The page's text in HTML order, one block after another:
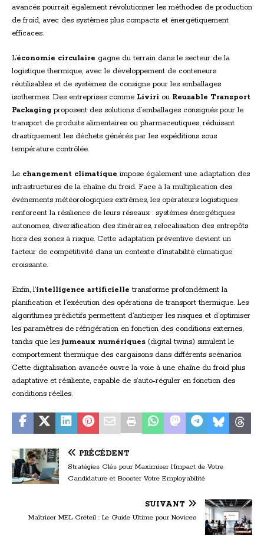
avancés pourrait également révolutionner les méthodes de production
de froid, avec des systèmes plus compacts et énergétiquement
efficaces.
L’économie circulaire gagne du terrain dans le secteur de la
logistique thermique, avec le développement de conteneurs
réutilisables et de systèmes de consigne pour les emballages
isothermes. Des entreprises comme Liviri ou Reusable Transport
Packaging proposent des solutions d’emballages consignés pour le
transport de produits alimentaires ou pharmaceutiques, réduisant
drastiquement les déchets générés par les expéditions sous
température contrôlée.
Le changement climatique impose également une adaptation des
infrastructures de la chaîne du froid. Face à la multiplication des
événements météorologiques extrêmes, les opérateurs logistiques
renforcent la résilience de leurs réseaux : systèmes énergétiques
autonomes, diversification des itinéraires, relocalisation des entrepôts
hors des zones à risque. Cette adaptation préventive devient un
facteur de compétitivité dans un contexte d’instabilité climatique
croissante.
Enfin, l’intelligence artificielle transforme profondément la
planification et l’exécution des opérations de transport thermique. Les
algorithmes prédictifs permettent d’anticiper les risques et d’optimiser
les paramètres de réfrigération en fonction des conditions externes,
tandis que lesjumeaux numériques (digital twins) simulent le
comportement thermique des cargaisons dans différents scénarios.
Cette digitalisation avancée ouvre la voie à une chaîne du froid plus
adaptative et résiliente, capable de s’auto-réguler en fonction des
conditions réelles.
PRÉCÉDENT
Stratégies Clés pour Maximiser l’Impact de Votre
Candidature et Booster Votre Employabilité
SUIVANT
Maîtriser MEL Créteil : Le Guide Ultime pour Novices